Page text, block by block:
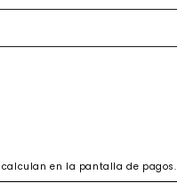
calculan en la pantalla de pagos.